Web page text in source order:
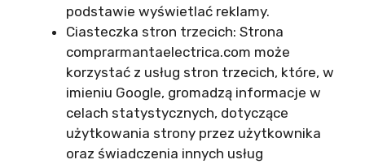
podstawie wyświetlać reklamy.
Ciasteczka stron trzecich: Strona
comprarmantaelectrica.com może
korzystać z usług stron trzecich, które, w
imieniu Google, gromadzą informacje w
celach statystycznych, dotyczące
użytkowania strony przez użytkownika
oraz świadczenia innych usług